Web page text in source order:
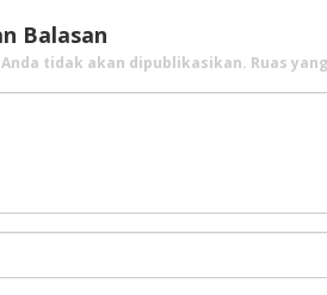
Balasan
tidak akan dipublikasikan. Ruas